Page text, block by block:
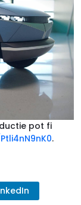
pot fi
.